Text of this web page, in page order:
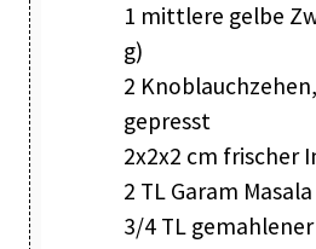
1 mittlere gelbe
g)
2
gepresst
2x2x2 cm frischer
2 TL Garam Masala
3/4 TL